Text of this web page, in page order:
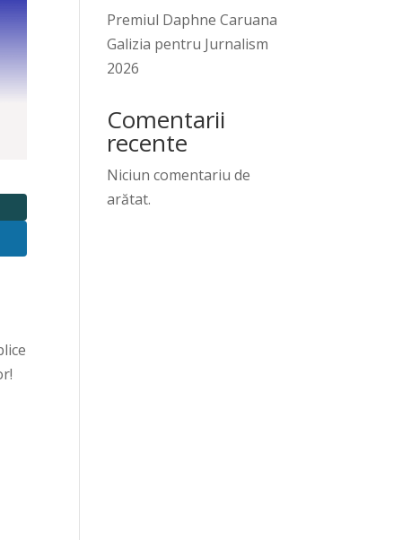
Premiul Daphne Caruana
Galizia pentru Jurnalism
2026
Comentarii
recente
Niciun comentariu de
arătat.